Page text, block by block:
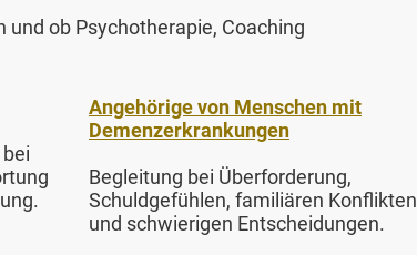
ob Psychotherapie, Coaching
Angehörige von Menschen mit
Demenzerkrankungen
Begleitung bei Überforderung,
Schuldgefühlen, familiären Konflikten
und schwierigen Entscheidungen.